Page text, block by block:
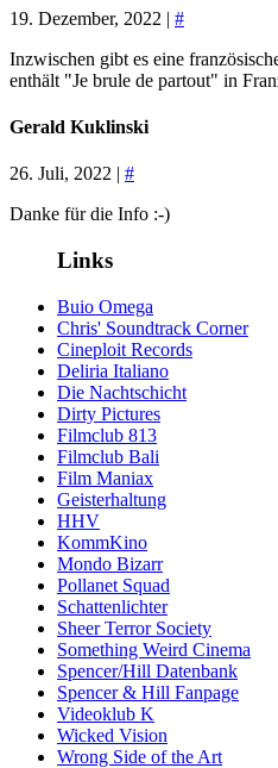
19. Dezember, 2022 | #
Inzwischen gibt es eine
enthält "Je brule de partout" in
Gerald Kuklinski
26. Juli, 2022 | #
Danke für die Info :-)
Links
Buio Omega
Chris' Soundtrack Corner
Cineploit Records
Deliria Italiano
Die Nachtschicht
Dirty Pictures
Filmclub 813
Filmclub Bali
Film Maniax
Geisterhaltung
HHV
KommKino
Mondo Bizarr
Pollanet Squad
Schattenlichter
Sheer Terror Society
Something Weird Cinema
Spencer/Hill Datenbank
Spencer & Hill Fanpage
Videoklub K
Wicked Vision
Wrong Side of the Art